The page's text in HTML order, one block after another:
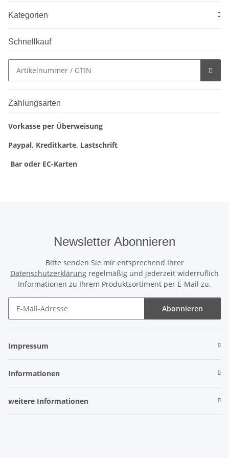
Kategorien
Schnellkauf
Zahlungsarten
Vorkasse per Überweisung
Paypal, Kreditkarte, Lastschrift
Bar oder EC-Karten
Newsletter Abonnieren
Bitte senden Sie mir entsprechend Ihrer
Datenschutzerklärung regelmäßig und jederzeit widerruflich
Informationen zu Ihrem Produktsortiment per E-Mail zu.
Abonnieren
Impressum
Informationen
weitere Informationen